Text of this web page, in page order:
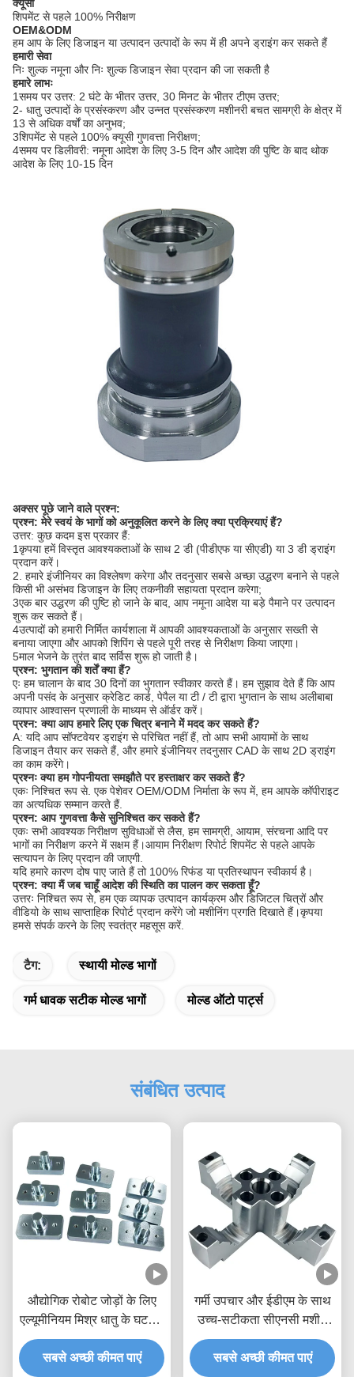
क्यूसी
शिपमेंट से पहले 100% निरीक्षण
OEM&ODM
हम आप के लिए डिजाइन या उत्पादन उत्पादों के रूप में ही अपने ड्राइंग कर सकते हैं
हमारी सेवा
निः शुल्क नमूना और निः शुल्क डिजाइन सेवा प्रदान की जा सकती है
हमारे लाभः
1समय पर उत्तर: 2 घंटे के भीतर उत्तर, 30 मिनट के भीतर टीएम उत्तर;
2- धातु उत्पादों के प्रसंस्करण और उन्नत प्रसंस्करण मशीनरी बचत सामग्री के क्षेत्र में
13 से अधिक वर्षों का अनुभव;
3शिपमेंट से पहले 100% क्यूसी गुणवत्ता निरीक्षण;
4समय पर डिलीवरी: नमूना आदेश के लिए 3-5 दिन और आदेश की पुष्टि के बाद थोक
आदेश के लिए 10-15 दिन
अक्सर पूछे जाने वाले प्रश्न:
प्रश्न: मेरे स्वयं के भागों को अनुकूलित करने के लिए क्या प्रक्रियाएं हैं?
उत्तर: कुछ कदम इस प्रकार हैं:
1कृपया हमें विस्तृत आवश्यकताओं के साथ 2 डी (पीडीएफ या सीएडी) या 3 डी ड्राइंग
प्रदान करें।
2. हमारे इंजीनियर का विश्लेषण करेगा और तदनुसार सबसे अच्छा उद्धरण बनाने से पहले
किसी भी असंभव डिजाइन के लिए तकनीकी सहायता प्रदान करेगा;
3एक बार उद्धरण की पुष्टि हो जाने के बाद, आप नमूना आदेश या बड़े पैमाने पर उत्पादन
शुरू कर सकते हैं।
4उत्पादों को हमारी निर्मित कार्यशाला में आपकी आवश्यकताओं के अनुसार सख्ती से
बनाया जाएगा और आपको शिपिंग से पहले पूरी तरह से निरीक्षण किया जाएगा।
5माल भेजने के तुरंत बाद सर्विस शुरू हो जाती है।
प्रश्न: भुगतान की शर्तें क्या हैं?
एः हम चालान के बाद 30 दिनों का भुगतान स्वीकार करते हैं। हम सुझाव देते हैं कि आप
अपनी पसंद के अनुसार क्रेडिट कार्ड, पेपैल या टी / टी द्वारा भुगतान के साथ अलीबाबा
व्यापार आश्वासन प्रणाली के माध्यम से ऑर्डर करें।
प्रश्न: क्या आप हमारे लिए एक चित्र बनाने में मदद कर सकते हैं?
A: यदि आप सॉफ्टवेयर ड्राइंग से परिचित नहीं हैं, तो आप सभी आयामों के साथ
डिजाइन तैयार कर सकते हैं, और हमारे इंजीनियर तदनुसार CAD के साथ 2D ड्राइंग
का काम करेंगे।
प्रश्नः क्या हम गोपनीयता समझौते पर हस्ताक्षर कर सकते हैं?
एकः निश्चित रूप से. एक पेशेवर OEM/ODM निर्माता के रूप में, हम आपके कॉपीराइट
का अत्यधिक सम्मान करते हैं.
प्रश्न: आप गुणवत्ता कैसे सुनिश्चित कर सकते हैं?
एकः सभी आवश्यक निरीक्षण सुविधाओं से लैस, हम सामग्री, आयाम, संरचना आदि पर
भागों का निरीक्षण करने में सक्षम हैं।आयाम निरीक्षण रिपोर्ट शिपमेंट से पहले आपके
सत्यापन के लिए प्रदान की जाएगी.
यदि हमारे कारण दोष पाए जाते हैं तो 100% रिफंड या प्रतिस्थापन स्वीकार्य है।
प्रश्न: क्या मैं जब चाहूँ आदेश की स्थिति का पालन कर सकता हूँ?
उत्तरः निश्चित रूप से, हम एक व्यापक उत्पादन कार्यक्रम और डिजिटल चित्रों और
वीडियो के साथ साप्ताहिक रिपोर्ट प्रदान करेंगे जो मशीनिंग प्रगति दिखाते हैं।कृपया
हमसे संपर्क करने के लिए स्वतंत्र महसूस करें.
टैग: स्थायी मोल्ड भागों
गर्म धावक सटीक मोल्ड भागों मोल्ड ऑटो पार्ट्स
संबंधित उत्पाद
औद्योगिक रोबोट जोड़ों के लिए
एल्यूमीनियम मिश्र धातु के घटक -
कस्टम 5-अक्ष सीएनसी मशीनिंग
सबसे अच्छी कीमत पाएं
गर्मी उपचार और ईडीएम के साथ
उच्च-सटीकता सीएनसी मशीन
वाले इंजेक्शन मोल्ड कोर इंसर्ट,
अनुकूलित सामग्री के लिए
सबसे अच्छी कीमत पाएं